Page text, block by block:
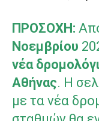
ΠΡΟΣΟΧΗ:
Νοεμβρίου
νέα
Αθήνας. Η
με τα νέα